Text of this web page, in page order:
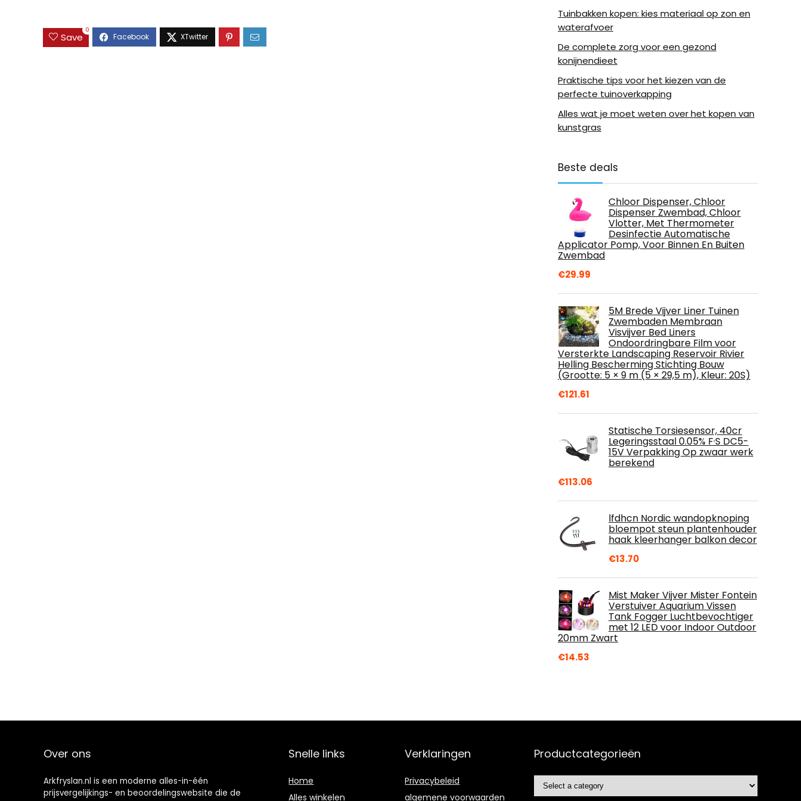
Save
0
Tuinbakken kopen: kies materiaal op zon en
waterafvoer
De complete zorg voor een gezond
konijnendieet
Praktische tips voor het kiezen van de
perfecte tuinoverkapping
Alles wat je moet weten over het kopen van
kunstgras
Beste deals
Chloor Dispenser, Chloor
Dispenser Zwembad, Chloor
Vlotter, Met Thermometer
Desinfectie Automatische
Applicator Pomp, Voor Binnen En Buiten
Zwembad
€29.99
5M Brede Vijver Liner Tuinen
Zwembaden Membraan
Visvijver Bed Liners
Ondoordringbare Film voor
Versterkte Landscaping Reservoir Rivier
Helling Bescherming Stichting Bouw
(Grootte: 5 × 9 m (5 × 29,5 m), Kleur: 20S)
€121.61
Statische Torsiesensor, 40cr
Legeringsstaal 0.05% F·S DC5-
15V Verpakking Op zwaar werk
berekend
€113.06
lfdhcn Nordic wandopknoping
bloempot steun plantenhouder
haak kleerhanger balkon decor
€13.70
Mist Maker Vijver Mister Fontein
Verstuiver Aquarium Vissen
Tank Fogger Luchtbevochtiger
met 12 LED voor Indoor Outdoor
20mm Zwart
€14.53
Over ons
Arkfryslan.nl is een moderne alles-in-één
prijsvergelijkings- en beoordelingswebsite die de
Snelle links
Home
Alles winkelen
Verklaringen
Privacybeleid
algemene voorwaarden
Productcategorieën